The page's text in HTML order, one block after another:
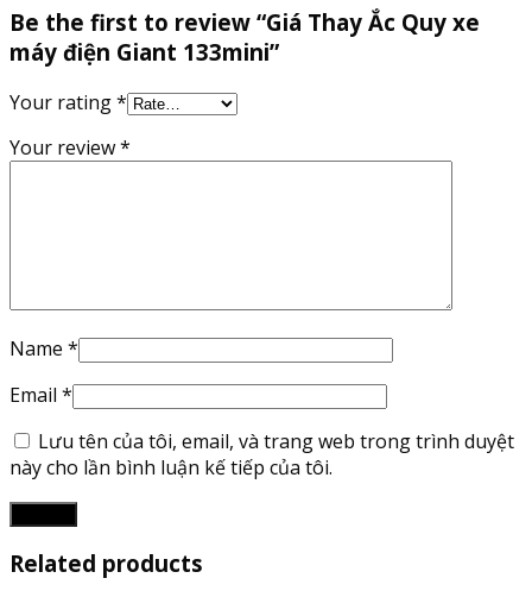
Be the first to review “Giá Thay Ắc Quy xe
máy điện Giant 133mini”
Your rating*
Your review*
Name *
Email *
Lưu tên của tôi, email, và trang web trong trình duyệt
này cho lần bình luận kế tiếp của tôi.
Related products